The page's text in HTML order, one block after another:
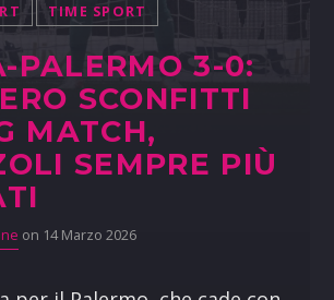
TIME SPORT
PALERMO 3-0:
SCONFITTI
MATCH,
SEMPRE PIÙ
on 14 Marzo 2026